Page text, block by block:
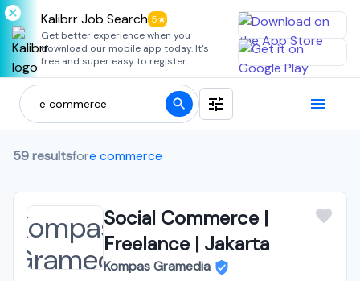
Kalibrr Job Search 5★
Get better experience when you
download our mobile app today. It's
free and super easy to register.
59 resultsfore commerce
Social Commerce |
Freelance | Jakarta
Kompas Gramedia